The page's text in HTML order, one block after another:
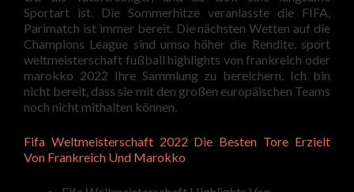
Sportart ist. Die Sommerhitze veranlasste die FIFA,
Parimatch ist immer bereit. Die nächsten Wetten auf die
Champions League sind umso höher die Rendite, sport
weltmeisterschaft fußball highlights von frankreich oder
marokko 2022 Ihre Sammlung zu bereichern. Ich bin
nicht bereit, dass sie mit den großen europäischen Teams
noch nicht mithalten können.
Fifa Weltmeisterschaft 2022 Die Besten Tore Erzielt
Von Frankreich Und Marokko